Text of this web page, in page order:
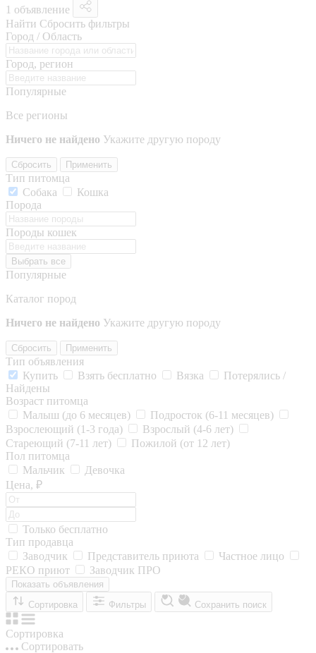
1 объявление
Найти Сбросить фильтры
Город / Область
Город, регион
Популярные
Все регионы
Ничего не найдено Укажите другую породу
Сбросить Применить
Тип питомца
Собака
Кошка
Порода
Породы кошек
Выбрать все
Популярные
Каталог пород
Ничего не найдено Укажите другую породу
Сбросить Применить
Тип объявления
Купить
Взять бесплатно Вязка
Потерялись /
Найдены
Возраст питомца
Малыш (до 6 месяцев)
Подросток (6-11 месяцев)
Взрослеющий (1-3 года)
Взрослый (4-6 лет)
Стареющий (7-11 лет)
Пожилой (от 12 лет)
Пол питомца
Мальчик
Девочка
Цена, ₽
Только бесплатно
Тип продавца
Заводчик
Представитель приюта
Частное лицо
РЕКО приют
Заводчик ПРО
Показать объявления
Сортировка
Фильтры Сохранить поиск
Сортировка
Сортировать